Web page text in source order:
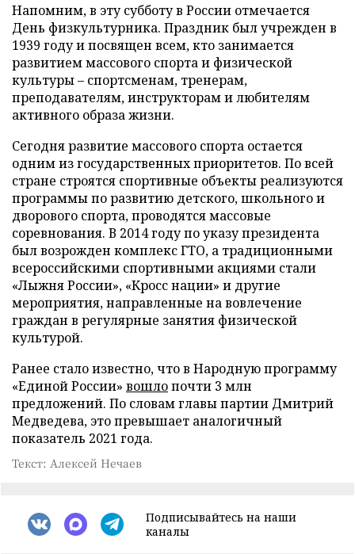
Напомним, в эту субботу в России отмечается
День физкультурника. Праздник был учрежден в
1939 году и посвящен всем, кто занимается
развитием массового спорта и физической
культуры – спортсменам, тренерам,
преподавателям, инструкторам и любителям
активного образа жизни.
Сегодня развитие массового спорта остается
одним из государственных приоритетов. По всей
стране строятся спортивные объекты реализуются
программы по развитию детского, школьного и
дворового спорта, проводятся массовые
соревнования. В 2014 году по указу президента
был возрожден комплекс ГТО, а традиционными
всероссийскими спортивными акциями стали
«Лыжня России», «Кросс нации» и другие
мероприятия, направленные на вовлечение
граждан в регулярные занятия физической
культурой.
Ранее стало известно, что в Народную программу
«Единой России» вошлопочти 3 млн
предложений. По словам главы партии Дмитрий
Медведева, это превышает аналогичный
показатель 2021 года.
Текст: Алексей Нечаев
Подписывайтесь на наши
каналы